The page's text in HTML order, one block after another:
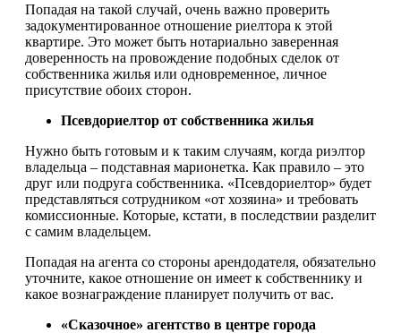
Попадая на такой случай, очень важно проверить
задокументированное отношение риелтора к этой
квартире. Это может быть нотариально заверенная
доверенность на провождение подобных сделок от
собственника жилья или одновременное, личное
присутствие обоих сторон.
Псевдориелтор от собственника жилья
Нужно быть готовым и к таким случаям, когда риэлтор
владельца – подставная марионетка. Как правило – это
друг или подруга собственника. «Псевдориелтор» будет
представляться сотрудником «от хозяина» и требовать
комиссионные. Которые, кстати, в последствии разделит
с самим владельцем.
Попадая на агента со стороны арендодателя, обязательно
уточните, какое отношение он имеет к собственнику и
какое вознаграждение планирует получить от вас.
«Сказочное» агентство в центре города